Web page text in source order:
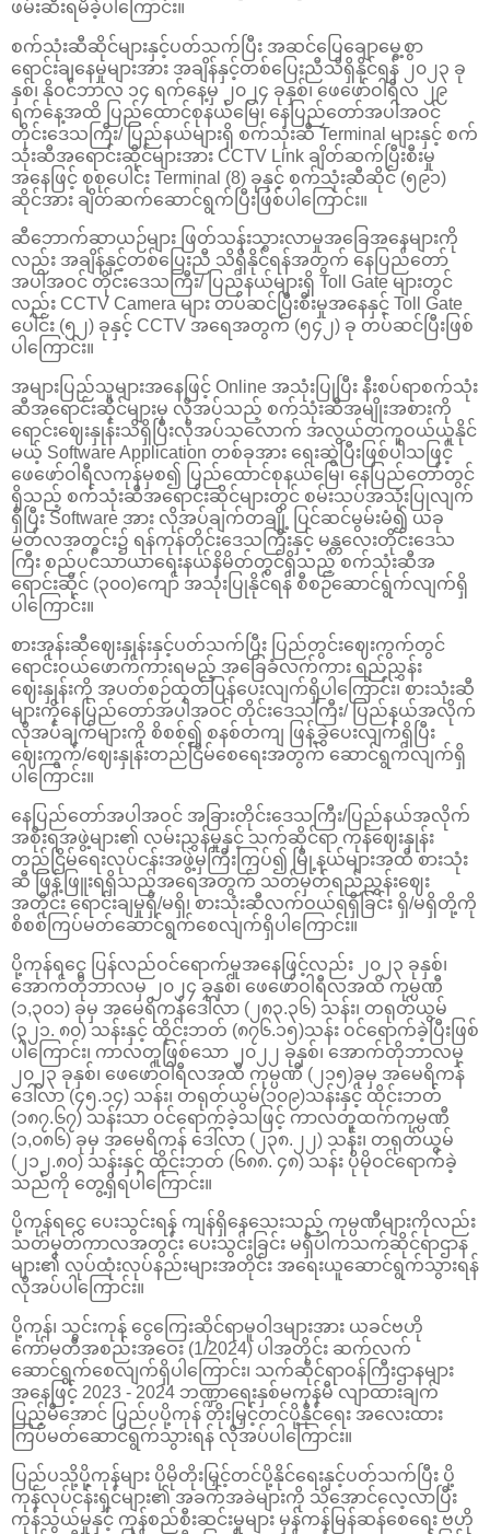
ဖမ်းဆီးရမိခဲ့ပါကြောင်း။
စက်သုံးဆီဆိုင်များနှင့်ပတ်သက်ပြီး အဆင်ပြေချောမွေ့စွာ
ရောင်းချနေမှုများအား အချိန်နှင့်တစ်ပြေးညီသိရှိနိုင်ရန် ၂၀၂၃ ခု
နှစ်၊ နိုဝင်ဘာလ ၁၄ ရက်နေ့မှ ၂၀၂၄ ခုနှစ်၊ ဖေဖော်ဝါရီလ ၂၉
ရက်နေ့အထိ ပြည်ထောင်စုနယ်မြေ၊ နေပြည်တော်အပါအဝင်
တိုင်းဒေသကြီး/ ပြည်နယ်များရှိ စက်သုံးဆီ Terminal များနှင့် စက်
သုံးဆီအရောင်းဆိုင်များအား CCTV Link ချိတ်ဆက်ပြီးစီးမှု
အနေဖြင့် စုစုပေါင်း Terminal (8) ခုနှင့် စက်သုံးဆီဆိုင် (၅၉၁)
ဆိုင်အား ချိတ်ဆက်ဆောင်ရွက်ပြီးဖြစ်ပါကြောင်း။
ဆီဘောက်ဆာယဉ်များ ဖြတ်သန်းသွားလာမှုအခြေအနေများကို
လည်း အချိန်နှင့်တစ်ပြေးညီ သိရှိနိုင်ရန်အတွက် နေပြည်တော်
အပါအဝင် တိုင်းဒေသကြီး/ ပြည်နယ်များရှိ Toll Gate များတွင်
လည်း CCTV Camera များ တပ်ဆင်ပြီးစီးမှုအနေနှင့် Toll Gate
ပေါင်း (၅၂) ခုနှင့် CCTV အရေအတွက် (၅၄၂) ခု တပ်ဆင်ပြီးဖြစ်
ပါကြောင်း။
အများပြည်သူများအနေဖြင့် Online အသုံးပြုပြီး နီးစပ်ရာစက်သုံး
ဆီအရောင်းဆိုင်များမှ လိုအပ်သည့် စက်သုံးဆီအမျိုးအစားကို
ရောင်းဈေးနှုန်းသိရှိပြီးလိုအပ်သလောက် အလွယ်တကူဝယ်ယူနိုင်
မယ့် Software Application တစ်ခုအား ရေးဆွဲပြီးဖြစ်ပါသဖြင့်
ဖေဖော်ဝါရီလကုန်မှစ၍ ပြည်ထောင်စုနယ်မြေ၊ နေပြည်တော်တွင်
ရှိသည့် စက်သုံးဆီအရောင်းဆိုင်များတွင် စမ်းသပ်အသုံးပြုလျက်
ရှိပြီး Software အား လိုအပ်ချက်တချို့ ပြင်ဆင်မွမ်းမံ၍ ယခု
မတ်လအတွင်း၌ ရန်ကုန်တိုင်းဒေသကြီးနှင့် မန္တလေးတိုင်းဒေသ
ကြီး စည်ပင်သာယာရေးနယ်နိမိတ်တွင်ရှိသည့် စက်သုံးဆီအ
ရောင်းဆိုင် (၃၀၀)ကျော် အသုံးပြုနိုင်ရန် စီစဉ်ဆောင်ရွက်လျက်ရှိ
ပါကြောင်း။
စားအုန်းဆီဈေးနှုန်းနှင့်ပတ်သက်ပြီး ပြည်တွင်းဈေးကွက်တွင်
ရောင်းဝယ်ဖောက်ကားရမည့် အခြေခံလက်ကား ရည်ညွှန်း
ဈေးနှုန်းကို အပတ်စဉ်ထုတ်ပြန်ပေးလျက်ရှိပါကြောင်း၊ စားသုံးဆီ
များကိုနေပြည်တော်အပါအဝင် တိုင်းဒေသကြီး/ ပြည်နယ်အလိုက်
လိုအပ်ချက်များကို စိစစ်၍ စနစ်တကျ ဖြန့်ခွဲပေးလျက်ရှိပြီး
ဈေးကွက်/ဈေးနှုန်းတည်ငြိမ်စေရေးအတွက် ဆောင်ရွက်လျက်ရှိ
ပါကြောင်း။
နေပြည်တော်အပါအဝင် အခြားတိုင်းဒေသကြီး/ပြည်နယ်အလိုက်
အစိုးရအဖွဲ့များ၏ လမ်းညွှန်မှုနှင့် သက်ဆိုင်ရာ ကုန်ဈေးနှုန်း
တည်ငြိမ်ရေးလုပ်ငန်းအဖွဲ့မှကြီးကြပ်၍ မြို့နယ်များအထိ စားသုံး
ဆီ ဖြန့်ဖြူးရရှိသည့်အရေအတွက် သတ်မှတ်ရည်ညွှန်းဈေး
အတိုင်း ရောင်းချမှုရှိ/မရှိ၊ စားသုံးဆီလက်ဝယ်ရရှိခြင်း ရှိ/မရှိတို့ကို
စိစစ်ကြပ်မတ်ဆောင်ရွက်စေလျက်ရှိပါကြောင်း။
ပို့ကုန်ရငွေ ပြန်လည်ဝင်ရောက်မှုအနေဖြင့်လည်း ၂၀၂၃ ခုနှစ်၊
အောက်တိုဘာလမှ ၂၀၂၄ ခုနှစ်၊ ဖေဖော်ဝါရီလအထိ ကုမ္ပဏီ
(၁,၃၀၁) ခုမှ အမေရိကန်ဒေါ်လာ (၂၈၃.၃၆) သန်း၊ တရုတ်ယွမ်
(၃၂၁. ၈၀) သန်းနှင့် ထိုင်းဘတ် (၈၇၆.၁၅)သန်း ဝင်ရောက်ခဲ့ပြီးဖြစ်
ပါကြောင်း၊ ကာလတူဖြစ်သော ၂၀၂၂ ခုနှစ်၊ အောက်တိုဘာလမှ
၂၀၂၃ ခုနှစ်၊ ဖေဖော်ဝါရီလအထိ ကုမ္ပဏီ (၂၁၅)ခုမှ အမေရိကန်
ဒေါ်လာ (၄၅.၁၄) သန်း၊ တရုတ်ယွမ်(၁၀၉)သန်းနှင့် ထိုင်းဘတ်
(၁၈၇.၆၇) သန်းသာ ဝင်ရောက်ခဲ့သဖြင့် ကာလတူထက်ကုမ္ပဏီ
(၁,၀၈၆) ခုမှ အမေရိကန် ဒေါ်လာ (၂၃၈.၂၂) သန်း၊ တရုတ်ယွမ်
(၂၁၂.၈၀) သန်းနှင့် ထိုင်းဘတ် (၆၈၈. ၄၈) သန်း ပိုမိုဝင်ရောက်ခဲ့
သည်ကို တွေ့ရှိရပါကြောင်း။
ပို့ကုန်ရငွေ ပေးသွင်းရန် ကျန်ရှိနေသေးသည့် ကုမ္ပဏီများကိုလည်း
သတ်မှတ်ကာလအတွင်း ပေးသွင်းခြင်း မရှိပါကသက်ဆိုင်ရာဌာန
များ၏ လုပ်ထုံးလုပ်နည်းများအတိုင်း အရေးယူဆောင်ရွက်သွားရန်
လိုအပ်ပါကြောင်း။
ပို့ကုန်၊ သွင်းကုန် ငွေကြေးဆိုင်ရာမူဝါဒများအား ယခင်ဗဟို
ကော်မတီအစည်းအဝေး (1/2024) ပါအတိုင်း ဆက်လက်
ဆောင်ရွက်စေလျက်ရှိပါကြောင်း၊ သက်ဆိုင်ရာဝန်ကြီးဌာနများ
အနေဖြင့် 2023 - 2024 ဘဏ္ဍာရေးနှစ်မကုန်မီ လျာထားချက်
ပြည့်မီအောင် ပြည်ပပို့ကုန် တိုးမြှင့်တင်ပို့နိုင်ရေး အလေးထား
ကြပ်မတ်ဆောင်ရွက်သွားရန် လိုအပ်ပါကြောင်း။
ပြည်ပသို့ပို့ကုန်များ ပိုမိုတိုးမြှင့်တင်ပို့နိုင်ရေးနှင့်ပတ်သက်ပြီး ပို့
ကုန်လုပ်ငန်းရှင်များ၏ အခက်အခဲများကို သိအောင်လေ့လာပြီး
ကုန်သွယ်မှုနှင့် ကုန်စည်စီးဆင်းမှုများ မှန်ကန်မြန်ဆန်စေရေး ဗဟို